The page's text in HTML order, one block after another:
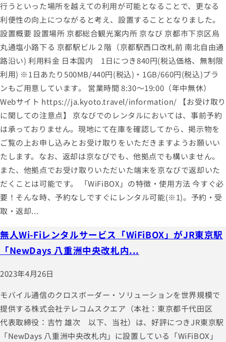
行うといった場所を越えての利用が可能となることで、更なる
利便性の向上につながると考え、設置することとなりました。
設置概要 設置場所 京都総合観光案内所 京なび 京都市下京区烏
丸通塩小路下る 京都駅ビル２階（京都駅西口改札前 南北自由通
路沿い) 利用料金 日本国内 1日につき840円(税込価格、無制限
利用) ※1日あたり500MB/440円(税込)・1GB/660円(税込)プラ
ンもご用意しています。 営業時間 8:30～19:00（年中無休）
Webサイト https://ja.kyoto.travel/information/ 【お受け取り
に関しての注意点】 京なびでのレンタルにおいては、事前予約
は承っておりません。現地にて在庫を確認してから、掲示物を
ご覧の上お申し込みとお受け取りをいただきますようお願いい
たします。なお、返却は京なびでも、他拠点でも構いません。
また、他拠点でお受け取りいただいた端末を京なびで返却いた
だくことは可能です。 「WiFiBOX」の特徴・使用方法 今すぐ必
要！そんな時、予約なしですぐにレンタル可能(※1)。予約・受
取・返却...
無人Wi-Fiレンタルサービス「WiFiBOX」がJR東京駅
「NewDays 八重洲中央改札内...
2023年4月26日
モバイル通信のクロスボーダー・ソリューションを世界規模で
提供する株式会社テレコムスクエア（本社：東京都千代田区
代表取締役：吉竹 雄次 以下、当社）は、好評につきJR東京駅
「NewDays 八重洲中央改札内」に設置している「WiFiBOX」